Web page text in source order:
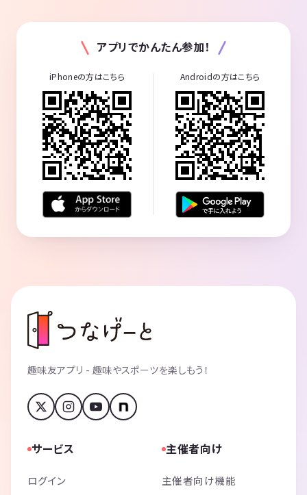
ご参加頂く皆さんには、どうぞ今日という「偶然の出会い」から一生に
つながっていく「運命の出会い」になるように、
全員でまた来たくなるような明るく温かい居場所を創っていきましょう
🌞✨協力者や仲間・コラボ募集✨🌞
東京で再スタートしたばかりのEnjoyJapanですが、
以前の様に、共に楽しく色々なチャレンジをしていける仲間やコラボ頂
ける方を探しています。
出会いを応援するサークルを始めとして、色々な予定を考えています。
少しでもご興味ある方は、いつでもお声がけ下さい♪
🎁 感謝のことば 🎁
最後までお読みいただき本当に有難うございました☆彡
少しでも興味をもって頂けましたら、ぜひ１度ご参加してみてください
明日からずっとつながりが続いてく、そんな素敵な出会いをみんなで創
って行きましょう♪
◆━━━━━━━━━━━━━━━━━━━◆
◆━━━━━━━━━━━━━━━━━━━◆
❶大企業直営のレストランフロアをほぼ貸し切り状態にして３００名以
上の街コンを開催しました
ＢＢＱ婚活を開催しました
❸ハロウィン仮装パーティーでは５年連続で１００～２００名動員し地
アプリでかんたん参加！
iPhoneの方はこちら Androidの方はこちら
趣味友アプリ - 趣味やスポーツを楽しもう！
サービス
ログイン
主催者向け
主催者向け機能